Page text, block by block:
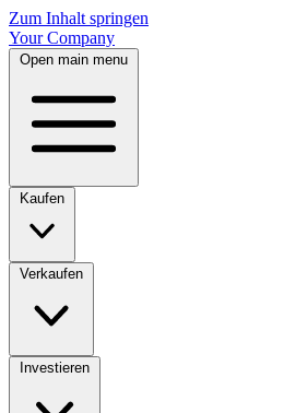
Zum Inhalt springen
Your Company
Open main menu
Kaufen
Verkaufen
Investieren